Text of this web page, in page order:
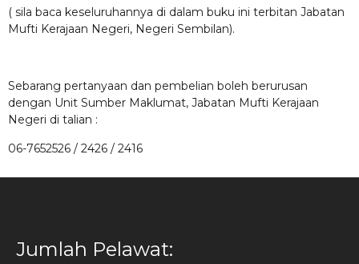
( sila baca keseluruhannya di dalam buku ini terbitan Jabatan
Mufti Kerajaan Negeri, Negeri Sembilan).
Sebarang pertanyaan dan pembelian boleh berurusan
dengan Unit Sumber Maklumat, Jabatan Mufti Kerajaan
Negeri di talian :
06-7652526 / 2426 / 2416
Jumlah Pelawat: